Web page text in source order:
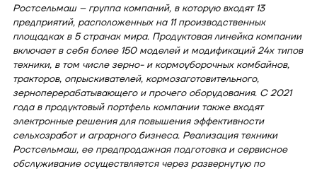
Ростсельмаш – группа компаний, в которую входят 13
предприятий, расположенных на 11 производственных
площадках в 5 странах мира. Продуктовая линейка компании
включает в себя более 150 моделей и модификаций 24х типов
техники, в том числе зерно- и кормоуборочных комбайнов,
тракторов, опрыскивателей, кормозаготовительного,
зерноперерабатывающего и прочего оборудования. С 2021
года в продуктовый портфель компании также входят
электронные решения для повышения эффективности
сельхозработ и аграрного бизнеса. Реализация техники
Ростсельмаш, ее предпродажная подготовка и сервисное
обслуживание осуществляется через развернутую по